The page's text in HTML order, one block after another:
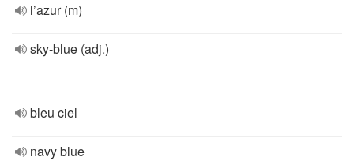
l’azur (m)
sky-blue (adj.)
bleu ciel
navy blue